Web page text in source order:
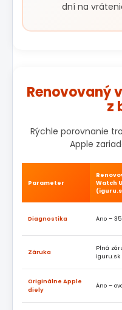
dní na
Renovovaný
z
Rýchle porovnanie
Apple
Parameter
Watch
Diagnostika Áno –
Záruka
Plná
iguru.sk
Originálne Apple
diely
Áno –